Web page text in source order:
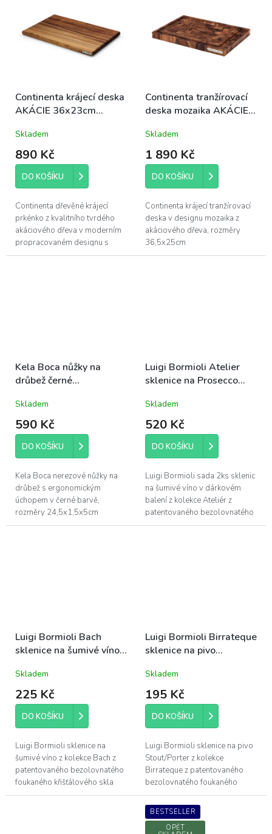
Continenta krájecí deska
AKÁCIE 36x23cm
kuchyňské prkénko
Skladem
890 Kč
DO KOŠÍKU
Continenta dřevěné krájecí
prkénko z kvalitního tvrdého
akáciového dřeva v moderním
propracovaném designu s
elegantní linií a tmavým
Continenta tranžírovací
deska mozaika AKÁCIE
kvalitní kuchyňské
prkénko
Skladem
1 890 Kč
DO KOŠÍKU
Continenta krájecí tranžírovací
deska v designu mozaika z
akáciového dřeva, rozměry
36,5x25cm
Kela Boca nůžky na
drůbež černé
Skladem
590 Kč
DO KOŠÍKU
Kela Boca nerezové nůžky na
drůbež s ergonomickým
úchopem v černé barvě,
rozměry 24,5x1,5x5cm
Luigi Bormioli Atelier
sklenice na Prosecco
Skladem
520 Kč
DO KOŠÍKU
Luigi Bormioli sada 2ks sklenic
na šumivé víno v dárkovém
balení z kolekce Ateliér z
patentovaného bezolovnatého
foukaného křišťálového skla
Luigi Bormioli Bach
sklenice na šumivé víno
Skladem
225 Kč
DO KOŠÍKU
Luigi Bormioli sklenice na
šumivé víno z kolekce Bach z
patentovaného bezolovnatého
foukaného křišťálového skla
Son.hyx se výšenou odolností
Luigi Bormioli Birrateque
sklenice na pivo
(11826)
Skladem
195 Kč
DO KOŠÍKU
Luigi Bormioli sklenice na pivo
Stout/Porter z kolekce
Birrateque z patentovaného
bezolovnatého foukaného
křišťálového skla Son.hyx se
výšenou odolností proti
mechanickému...
BESTSELLER
OPĚT